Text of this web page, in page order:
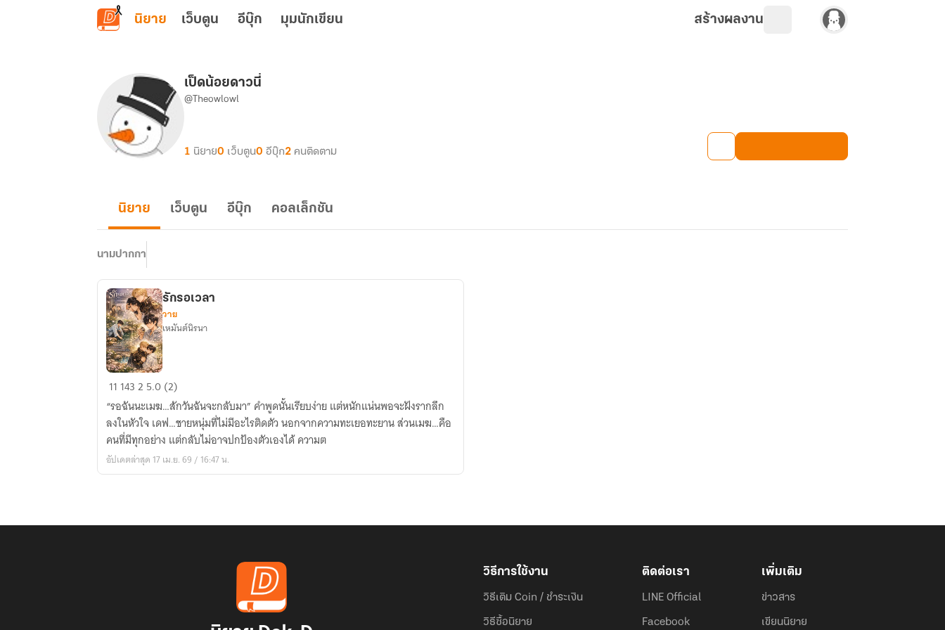
ข้ามไปยังเนื้อหาหลัก
นิยาย เว็บตูน อีบุ๊ก มุมนักเขียน สร้างผลงาน
เป็ดน้อยดาวนี่
@Theowlowl
1 นิยาย0 เว็บตูน0 อีบุ๊ก2 คนติดตาม
นิยาย เว็บตูน อีบุ๊ก คอลเล็กชัน
นามปากกา
รัก
เวลา
รักรอเวลา
วาย
เหมันต์นิรนา
11 1432 5.0 (2)
“รอฉันนะเมฆ…สักวันฉันจะกลับมา” คำพูดนั้นเรียบง่าย แต่หนักแน่นพอจะฝังรากลึก
ลงในหัวใจ เดฟ…ชายหนุ่มที่ไม่มีอะไรติดตัว นอกจากความทะเยอทะยาน ส่วนเมฆ…คือ
คนที่มีทุกอย่าง แต่กลับไม่อาจปกป้องตัวเองได้ ความต
อัปเดตล่าสุด 17 เม.ย. 69 / 16:47 น.
วิธีการใช้งาน
วิธีเติม Coin / ชำระเงิน
วิธีซื้อนิยาย
ติดต่อเรา
LINE Official
Facebook
เพิ่มเติม
ข่าวสาร
เขียนนิยาย